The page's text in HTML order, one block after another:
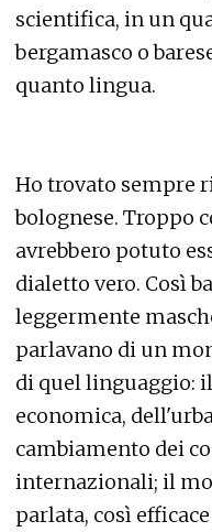
scientifica, in un
bergamasco o
quanto lingua.
Ho trovato sempre
bolognese. Troppo
avrebbero potuto
dialetto vero. Così
leggermente
parlavano di un
di quel linguaggio:
economica,
cambiamento dei
internazionali; il
parlata, così